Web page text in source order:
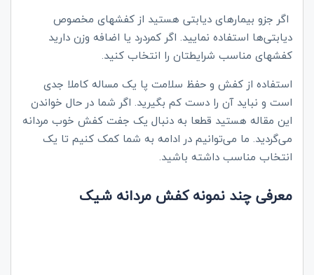
اگر جزو بیمارهای دیابتی هستید از کفشهای مخصوص
دیابتی‌ها استفاده نمایید. اگر کمردرد یا اضافه وزن دارید
کفشهای مناسب شرایطتان را انتخاب کنید.
استفاده از کفش و حفظ سلامت پا یک مساله کاملا جدی
است و نباید آن را دست کم بگیرید. اگر شما در حال خواندن
این مقاله هستید قطعا به دنبال یک جفت کفش خوب مردانه
می‌گردید. ما می‌توانیم در ادامه به شما کمک کنیم تا یک
انتخاب مناسب داشته باشید.
معرفی چند نمونه کفش مردانه شیک